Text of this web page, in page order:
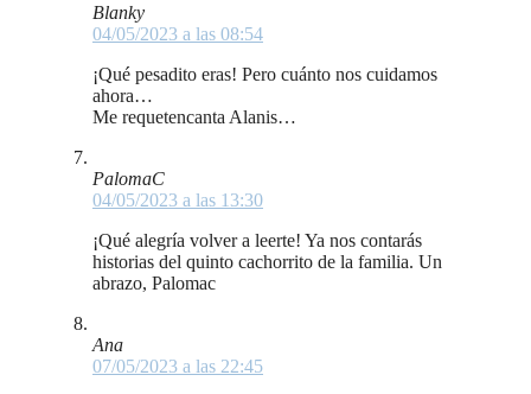
Blanky
04/05/2023 a las 08:54
¡Qué pesadito eras! Pero cuánto nos cuidamos
ahora…
Me requetencanta Alanis…
PalomaC
04/05/2023 a las 13:30
¡Qué alegría volver a leerte! Ya nos contarás
historias del quinto cachorrito de la familia. Un
abrazo, Palomac
Ana
07/05/2023 a las 22:45